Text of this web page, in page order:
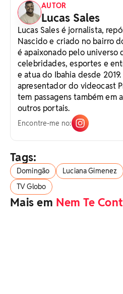
AUTOR
Lucas Sales
Lucas Sales é jornalista,
Nascido e criado no bairro
é apaixonado pelo universo
celebridades, esportes e
e atua do Ibahia desde
apresentador do videocast
tem passagens também em
outros portais.
Encontre-me no:
Tags:
Domingão Luciana Gimenez
TV Globo
Mais em Nem Te